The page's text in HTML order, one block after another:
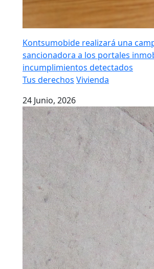
Kontsumobide realizará una
sancionadora a los portales
incumplimientos detectados
Tus derechos Vivienda
24 Junio, 2026